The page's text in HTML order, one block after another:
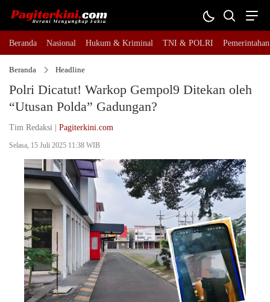
Beranda Nasional Hukum & Kriminal TNI & POLRI Pemerintahan
Beranda Headline
Polri Dicatut! Warkop Gempol9 Ditekan oleh
“Utusan Polda” Gadungan?
Tim Redaksi | Pagiterkini.com
Selasa, 15 Juli 2025 11:38 WIB